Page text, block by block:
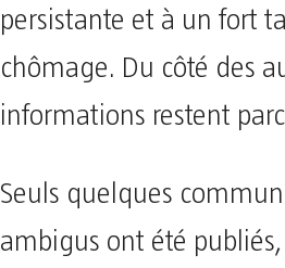
persistante et à un fort
chômage. Du côté des
informations restent
Seuls quelques
ambigus ont été